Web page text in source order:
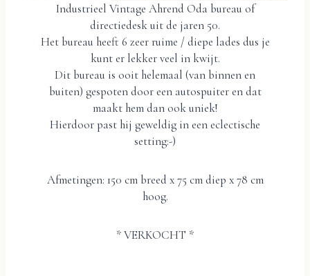
Industrieel Vintage Ahrend Oda bureau of
directiedesk uit de jaren 50.
Het bureau heeft 6 zeer ruime / diepe lades dus je
kunt er lekker veel in kwijt.
Dit bureau is ooit helemaal (van binnen en
buiten) gespoten door een autospuiter en dat
maakt hem dan ook uniek!
Hierdoor past hij geweldig in een eclectische
setting:-)
Afmetingen: 150 cm breed x 75 cm diep x 78 cm
hoog.
* VERKOCHT *